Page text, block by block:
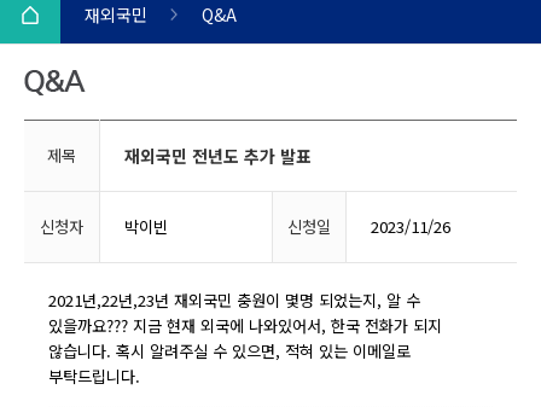
재외국민 Q&A
제목 재외국민 전년도 추가 발표
신청자 박이빈 신청일 2023/11/26
2021년,22년,23년 재외국민 충원이 몇명 되었는지, 알 수
있을까요??? 지금 현재 외국에 나와있어서, 한국 전화가 되지
않습니다. 혹시 알려주실 수 있으면, 적혀 있는 이메일로
부탁드립니다.